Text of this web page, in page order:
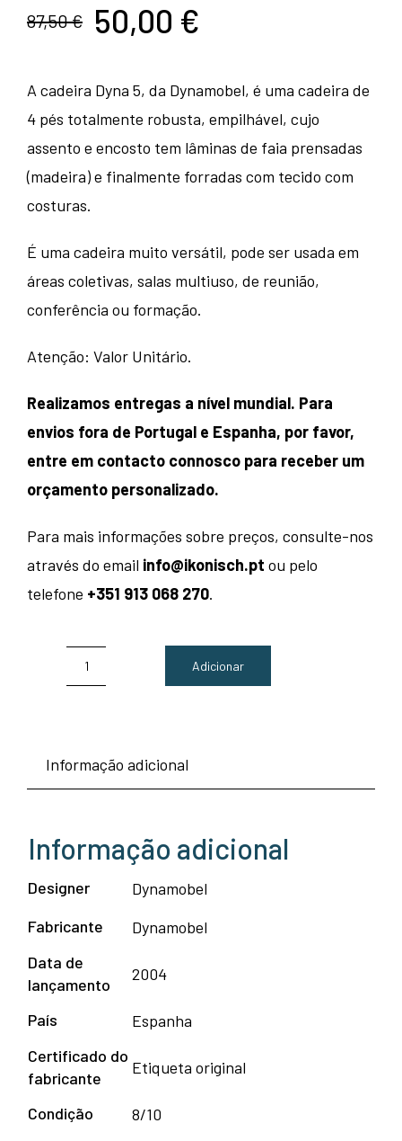
87,50€
O
preço
original
era:
87,50 €.
50,00 €
O
preço
atual
é:
50,00 €.
A cadeira Dyna 5, da Dynamobel, é uma cadeira de
4 pés totalmente robusta, empilhável, cujo
assento e encosto tem lâminas de faia prensadas
(madeira) e finalmente forradas com tecido com
costuras.
É uma cadeira muito versátil, pode ser usada em
áreas coletivas, salas multiuso, de reunião,
conferência ou formação.
Atenção: Valor Unitário.
Realizamos entregas a nível mundial. Para
envios fora de Portugal e Espanha, por favor,
entre em contacto connosco para receber um
orçamento personalizado.
Para mais informações sobre preços, consulte-nos
através do email info@ikonisch.pt ou pelo
telefone +351 913 068 270.
fixa
com
Modelo
-
Dynamobel
Adicionar
Informação adicional
Informação adicional
Designer
Dynamobel
Fabricante
Dynamobel
Data de
lançamento
2004
País
Espanha
Certificado do
fabricante
Etiqueta original
Condição
8/10